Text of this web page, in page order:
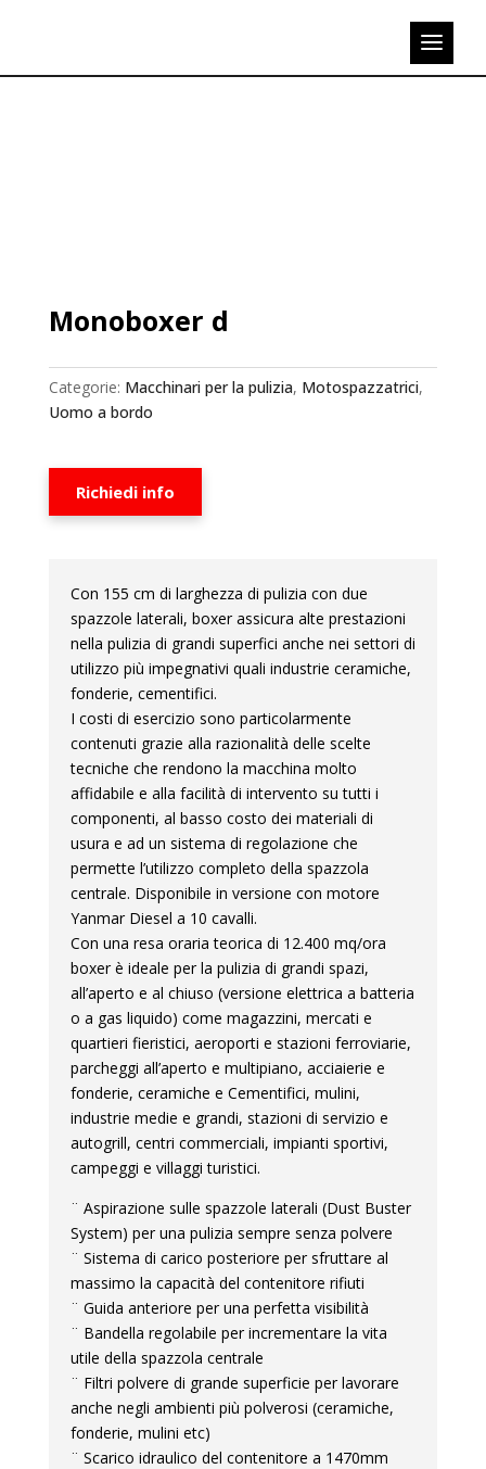
Monoboxer d
Categorie: Macchinari per la pulizia, Motospazzatrici,
Uomo a bordo
Richiedi info
Con 155 cm di larghezza di pulizia con due
spazzole laterali, boxer assicura alte prestazioni
nella pulizia di grandi superfici anche nei settori di
utilizzo più impegnativi quali industrie ceramiche,
fonderie, cementifici.
I costi di esercizio sono particolarmente
contenuti grazie alla razionalità delle scelte
tecniche che rendono la macchina molto
affidabile e alla facilità di intervento su tutti i
componenti, al basso costo dei materiali di
usura e ad un sistema di regolazione che
permette l’utilizzo completo della spazzola
centrale. Disponibile in versione con motore
Yanmar Diesel a 10 cavalli.
Con una resa oraria teorica di 12.400 mq/ora
boxer è ideale per la pulizia di grandi spazi,
all’aperto e al chiuso (versione elettrica a batteria
o a gas liquido) come magazzini, mercati e
quartieri fieristici, aeroporti e stazioni ferroviarie,
parcheggi all’aperto e multipiano, acciaierie e
fonderie, ceramiche e Cementifici, mulini,
industrie medie e grandi, stazioni di servizio e
autogrill, centri commerciali, impianti sportivi,
campeggi e villaggi turistici.
¨ Aspirazione sulle spazzole laterali (Dust Buster
System) per una pulizia sempre senza polvere
¨ Sistema di carico posteriore per sfruttare al
massimo la capacità del contenitore rifiuti
¨ Guida anteriore per una perfetta visibilità
¨ Bandella regolabile per incrementare la vita
utile della spazzola centrale
¨ Filtri polvere di grande superficie per lavorare
anche negli ambienti più polverosi (ceramiche,
fonderie, mulini etc)
¨ Scarico idraulico del contenitore a 1470mm